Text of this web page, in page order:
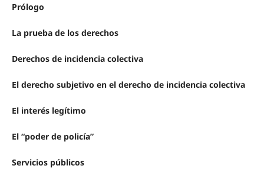
Prólogo
La prueba de los derechos
Derechos de incidencia colectiva
El derecho subjetivo en el derecho de incidencia colectiva
El interés legítimo
El “poder de policía”
Servicios públicos